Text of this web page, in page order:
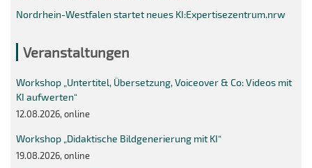
Nordrhein-Westfalen startet neues KI:Expertisezentrum.nrw
Veranstaltungen
Workshop „Untertitel, Übersetzung, Voiceover & Co: Videos mit
KI aufwerten“
12.08.2026, online
Workshop „Didaktische Bildgenerierung mit KI“
19.08.2026, online